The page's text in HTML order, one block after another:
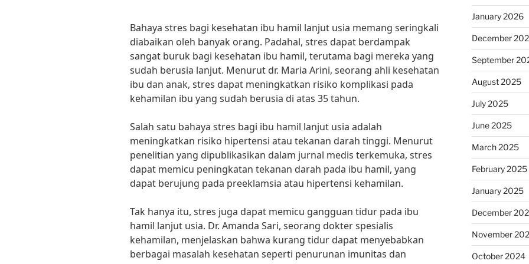
Bahaya stres bagi kesehatan ibu hamil lanjut usia memang seringkali
diabaikan oleh banyak orang. Padahal, stres dapat berdampak
sangat buruk bagi kesehatan ibu hamil, terutama bagi mereka yang
sudah berusia lanjut. Menurut dr. Maria Arini, seorang ahli kesehatan
ibu dan anak, stres dapat meningkatkan risiko komplikasi pada
kehamilan ibu yang sudah berusia di atas 35 tahun.
Salah satu bahaya stres bagi ibu hamil lanjut usia adalah
meningkatkan risiko hipertensi atau tekanan darah tinggi. Menurut
penelitian yang dipublikasikan dalam jurnal medis terkemuka, stres
dapat memicu peningkatan tekanan darah pada ibu hamil, yang
dapat berujung pada preeklamsia atau hipertensi kehamilan.
Tak hanya itu, stres juga dapat memicu gangguan tidur pada ibu
hamil lanjut usia. Dr. Amanda Sari, seorang dokter spesialis
kehamilan, menjelaskan bahwa kurang tidur dapat menyebabkan
berbagai masalah kesehatan seperti penurunan imunitas dan
January 2026
December
September
August 2025
July 2025
June 2025
March 2025
February 2025
January 2025
December
November
October 2024